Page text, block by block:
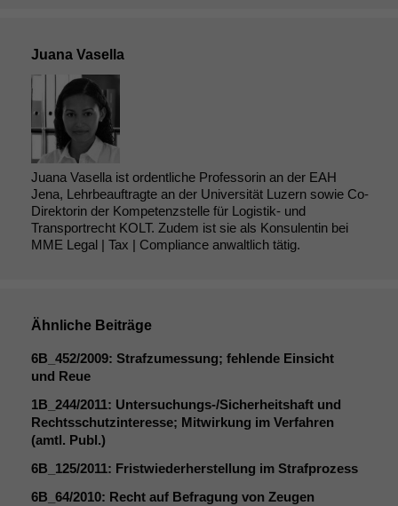
Juana Vasella
Juana Vasella ist ordentliche Professorin an der EAH
Jena, Lehrbeauftragte an der Universität Luzern sowie Co-
Direktorin der Kompetenzstelle für Logistik- und
Transportrecht KOLT. Zudem ist sie als Konsulentin bei
MME Legal | Tax | Compliance anwaltlich tätig.
Ähnliche Beiträge
6B_452/2009: Strafzumessung; fehlende Einsicht
und Reue
1B_244/2011: Untersuchungs-/Sicherheitshaft und
Rechtsschutzinteresse; Mitwirkung im Verfahren
(amtl. Publ.)
6B_125/2011: Fristwiederherstellung im Strafprozess
6B_64/2010: Recht auf Befragung von Zeugen
Diese
Cookies sind
optional, es
braucht sie,
korrekt
angezeigt